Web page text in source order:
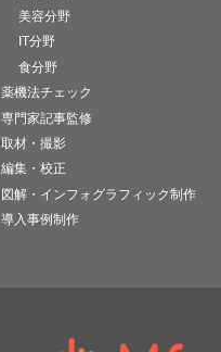
美容分野
IT分野
食分野
薬機法チェック
専門家記事監修
取材・撮影
編集・校正
図解・インフォグラフィック制作
導入事例制作